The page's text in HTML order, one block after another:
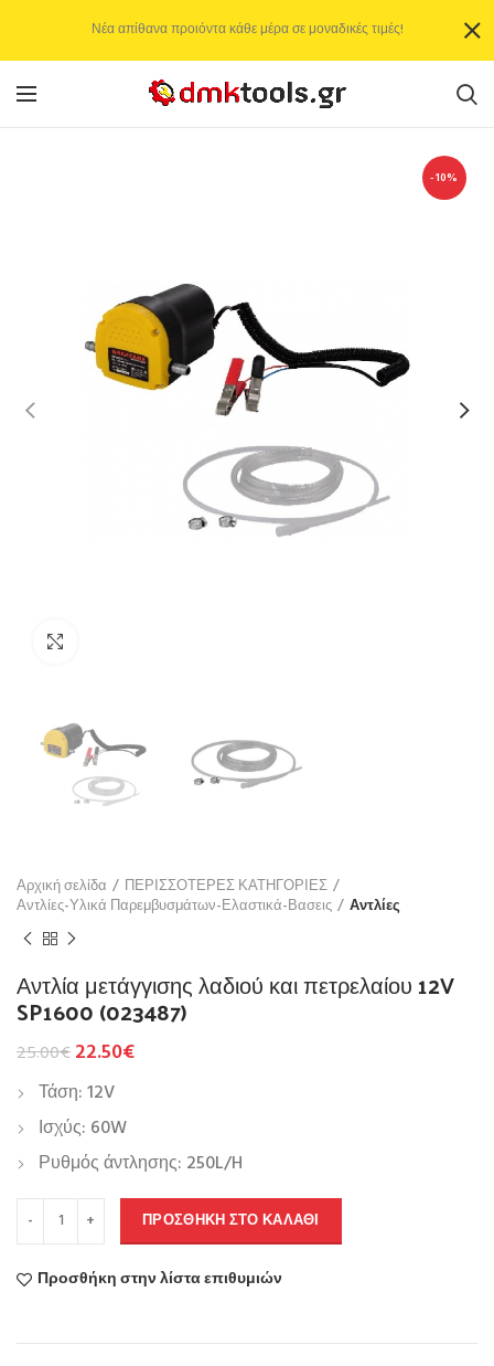
-10%
Αρχική σελίδα
ΠΕΡΙΣΣΟΤΕΡΕΣ ΚΑΤΗΓΟΡΙΕΣ
Αντλίες-Υλικά Παρεμβυσμάτων-Ελαστικά-Βασεις
Αντλίες
Αντλία μετάγγισης λαδιού και πετρελαίου 12V
SP1600 (023487)
25.00€22.50€
Τάση: 12V
Ισχύς: 60W
Ρυθμός άντλησης: 250L/H
ΠΡΟΣΘΉΚΗ ΣΤΟ ΚΑΛΆΘΙ
Προσθήκη στην λίστα επιθυμιών
Νέα απίθανα προιόντα κάθε μέρα σε μοναδικές τιμές!